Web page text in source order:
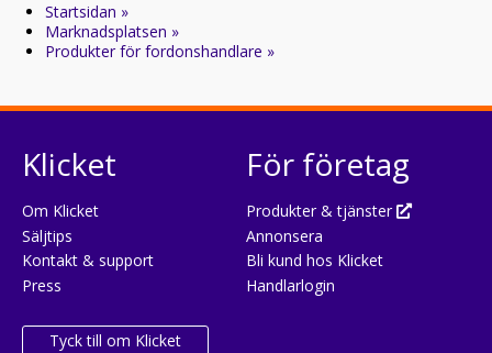
Startsidan »
Marknadsplatsen »
Produkter för fordonshandlare »
Klicket
Om Klicket
Säljtips
Kontakt & support
Press
Tyck till om Klicket
För företag
Produkter & tjänster
Annonsera
Bli kund hos Klicket
Handlarlogin